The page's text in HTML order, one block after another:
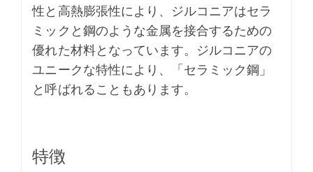
性と高熱膨張性により、ジルコニアはセラ
ミックと鋼のような金属を接合するための
優れた材料となっています。ジルコニアの
ユニークな特性により、「セラミック鋼」
と呼ばれることもあります。
特徴